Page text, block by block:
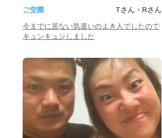
ご交際
Tさん・Rさん
今までに居ない気遣いのよき人でしたので
キュンキュンしました